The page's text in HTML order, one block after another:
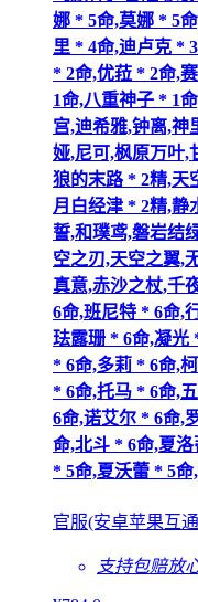
娜 * 5命,莫娜 * 5
里 * 4命,迪卢克 *
* 2命,优菈 * 2命,
1命,八重神子 * 1
宫,迪希雅,钟离,神
娅,尼可,枫原万叶,
狼的末路 * 2精,天
月白经津 * 2精,静
誓,和璞鸢,磐岩结
空之刃,天空之翼,
真意,赤沙之杖,千
6命,班尼特 * 6命,
珐露珊 * 6命,凝光
* 6命,多莉 * 6命,
* 6命,托马 * 6命,
6命,诺艾尔 * 6命,
命,北斗 * 6命,夏
* 5命,夏沃蕾 * 5
官服(安卓苹果互
支持包赔放